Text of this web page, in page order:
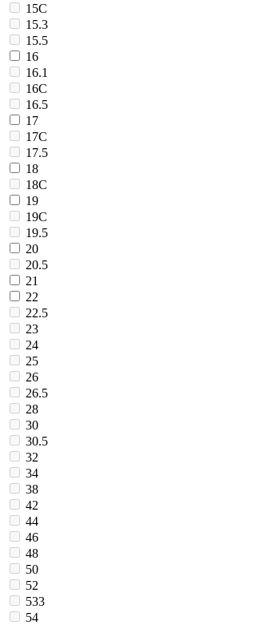
15C
15.3
15.5
16
16.1
16C
16.5
17
17C
17.5
18
18C
19
19C
19.5
20
20.5
21
22
22.5
23
24
25
26
26.5
28
30
30.5
32
34
38
42
44
46
48
50
52
533
54